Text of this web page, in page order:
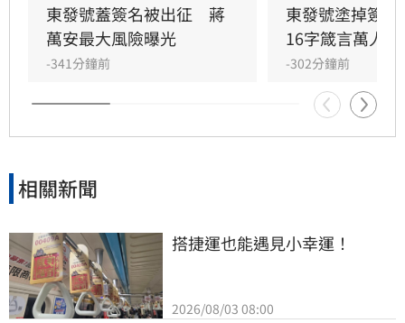
其林推薦，是當地知名老店，目前簽名已被覆
蓋。此次事件雖引發網路兩派評價大戰，但多數
老饕仍肯定其蚵仔麵線與香菇油飯的美味，僅少
數反映品質不穩。這起政治插曲意外讓老店躍上
版面，也凸顯網路輿論對實體商家經營的影響
力，沈伯洋希望大眾回歸美食本質，繼續支持在
東發號蓋簽名被出征　蔣
萬安最大風險曝光
-341分鐘前
東發號塗掉簽
16字箴言萬人
-302分鐘前
相關新聞
搭捷運也能遇見小幸運！
2026/08/03 08:00